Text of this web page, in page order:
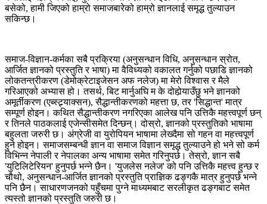
बसेको, हामी जिएको हाम्रो समाजबारेको हाम्रो ज्ञानलाई समृद्ध तुल्याउन
सकिन्छ।
समाज-विज्ञान-कर्मका सबै प्रक्रिया (अनुसन्धान विधि, अनुसन्धान स्रोत,
आर्जित ज्ञानको प्रस्तुति र भाषा) मा वैविध्यको वकालत गर्नुको पछाडि ज्ञानको
लोकतन्त्रीकरण (डेमोक्रेटाइजेसन अफ नलेज) मा मेरो विश्वास र मैले
गरिआएको अभ्यास हो। तसर्थ, बिट मार्नुअघि म के दोहोर्‍याउँछु भने ज्ञानको
अमूर्तीकरण (एब्स्ट्र्याक्सन), सैद्धान्तीकरणको महत्ता छ, तर 'सिद्धान्त' मात्र
सम्पूर्ण होइन। कथित सैद्धान्तीकरण नगरिएका आलेख पनि उत्तिकै महत्त्वपूर्ण छन्
र तिनले पाठकलाई एजेन्सीसमेत दिन्छन्। दोस्रो, ज्ञानको प्रस्तुतिको भाषामा
बहुलता जरुरी छ। अंग्रेजी वा युरोपियन भाषामा लेख्दैमा सो गहन वा महत्त्वपूर्ण
हुने होइन। समाजसम्बन्धी ज्ञान वा समाज विज्ञान समृद्ध तुल्याउने हो भने सो कर्म
विभिन्न नेपाली र नेपालका अन्य भाषामा समेत गरिनुपर्छ। तेस्रो, ज्ञान सबै
'युटिलिटेरियन' हुनुपर्छ भन्ने छैन। 'युजलेस नलेज' को पनि उत्तिकै महत्त्व हुन्छ र
चौथो, अनुसन्धान-आर्जित ज्ञानको प्रस्तुति प्राज्ञिक ढङ्गकै मात्र हुनुपर्छ भन्ने
पनि छैन। साधारणजनको पहुँचमा पुग्ने माध्यमबाट सरलीकृत ढङ्गबाट समेत
त्यस्तो ज्ञानको प्रस्तुति जरुरी छ।